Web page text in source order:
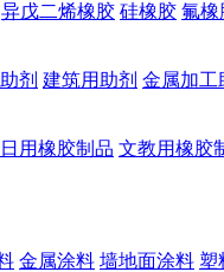
异戊二烯橡胶 硅橡胶 氟橡
剂 建筑用助剂 金属加工
用橡胶制品 文教用橡胶
金属涂料 墙地面涂料 塑